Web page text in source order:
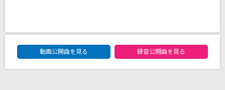
DAM★ともボーカルエントリーランキング
動画公開曲を見る
録音公開曲を見る